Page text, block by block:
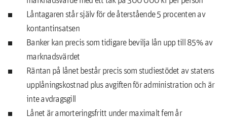
Låntagaren står själv för de återstående 5 procenten av
kontantinsatsen
Banker kan precis som tidigare bevilja lån upp till 85% av
marknadsvärdet
Räntan på lånet består precis som studiestödet av statens
upplåningskostnad plus avgiften för administration och är
inte avdragsgill
Lånet är amorteringsfritt under maximalt fem år